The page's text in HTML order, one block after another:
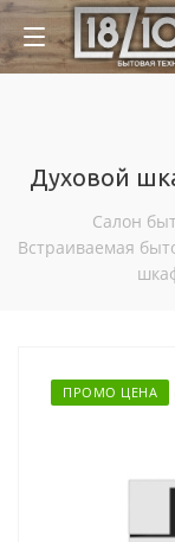
Духовой
Салон
Встраиваемая
ПРОМО ЦЕНА
Отложить